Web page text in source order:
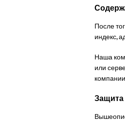
После
индекс,
Наша
или